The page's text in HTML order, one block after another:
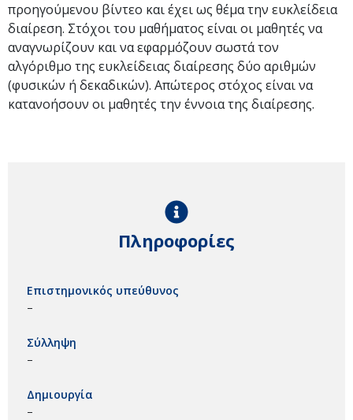
προηγούμενου βίντεο και έχει ως θέμα την ευκλείδεια
διαίρεση. Στόχοι του μαθήματος είναι οι μαθητές να
αναγνωρίζουν και να εφαρμόζουν σωστά τον
αλγόριθμο της ευκλείδειας διαίρεσης δύο αριθμών
(φυσικών ή δεκαδικών). Απώτερος στόχος είναι να
κατανοήσουν οι μαθητές την έννοια της διαίρεσης.
Πληροφορίες
Επιστημονικός υπεύθυνος
–
Σύλληψη
–
Δημιουργία
–